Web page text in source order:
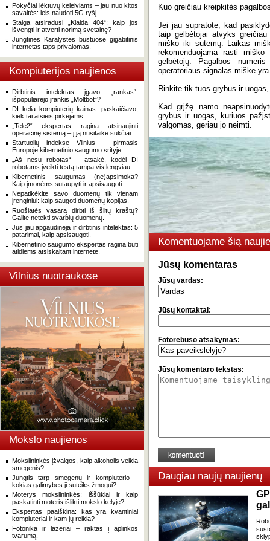
Pokyčiai lėktuvų keleiviams – jau nuo kitos
savaitės: leis naudoti 5G ryšį.
Staiga atsiradusi „Klaida 404“: kaip jos
išvengti ir atverti norimą svetainę?
Jungtinės Karalystės būstuose gigabitinis
internetas taps privalomas.
Kompiuterijos naujienos
Dirbtinis intelektas įgavo „rankas“:
išpopuliarėjo įrankis „Moltbot“?
DI kelia kompiuterių kainas: paskaičiavo,
kiek tai atsieis pirkėjams.
„Tele2“ ekspertas ragina atsinaujinti
operacinę sistemą – į ją nusitaikė sukčiai.
Startuolių indekse Vilnius – pirmasis
Europoje kibernetinio saugumo srityje.
„Aš nesu robotas“ – atsakė, kodėl DI
robotams įveikti testą tampa vis lengviau.
Kibernetinis saugumas (ne)apsimoka?
Kaip įmonėms sutaupyti ir apsisaugoti.
Nepatikėkite savo duomenų tik vienam
įrenginiui: kaip saugoti duomenų kopijas.
Ruošiatės vasarą dirbti iš šiltų kraštų?
Galite netekti svarbių duomenų.
Jus jau apgaudinėja ir dirbtinis intelektas: 5
patarimai, kaip apsisaugoti.
Kibernetinio saugumo ekspertas ragina būti
atidiems atsiskaitant internete.
Vilnius nuotraukose
Mokslo naujienos
Mokslininkės įžvalgos, kaip alkoholis veikia
smegenis?
Jungtis tarp smegenų ir kompiuterio –
kokias galimybes ji suteiks žmogui?
Moterys mokslininkės: iššūkiai ir kaip
paskatinti moteris išlikti mokslo kelyje?
Ekspertas paaiškina: kas yra kvantiniai
kompiuteriai ir kam jų reikia?
Fotonika ir lazeriai – raktas į aplinkos
tvarumą.
Kuo greičiau kreipkitės
Jei jau supratote, kad
taip gelbėtojai atvyks
miško iki sutemų. Laikas
rekomenduojama rasti
gelbėtojų. Pagalbos
operatoriaus signalas miške
Rinkite tik tuos grybus ir
Kad grįžę namo
grybus ir uogas, kuriuos
valgomas, geriau jo neimti.
Komentuojame šią
Jūsų komentaras
Jūsų vardas:
Jūsų kontaktai:
Fotorebuso atsakymas:
Jūsų komentaro tekstas:
Daugiau naujų naujienų